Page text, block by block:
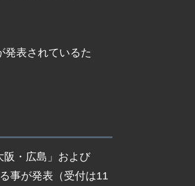
発表されているた
阪・広島」および
事が発表（受付は11